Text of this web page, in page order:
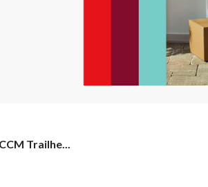
Trailhe...